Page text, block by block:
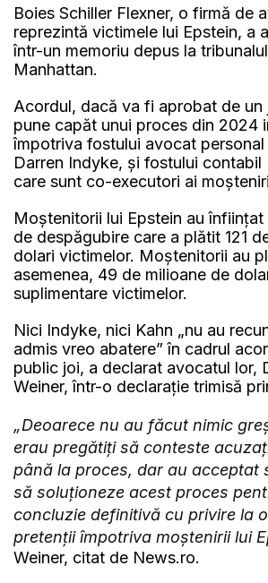
Boies Schiller Flexner, o firmă de
reprezintă victimele lui Epstein, a
într-un memoriu depus la
Manhattan.
Acordul, dacă va fi aprobat de un
pune capăt unui proces din 2024
împotriva fostului avocat personal
Darren Indyke, şi fostului contabil
care sunt co-executori ai
Moştenitorii lui Epstein au
de despăgubire care a plătit 121
dolari victimelor. Moştenitorii au
asemenea, 49 de milioane de
suplimentare victimelor.
Nici Indyke, nici Kahn „nu au
admis vreo abatere” în cadrul
public joi, a declarat avocatul lor,
Weiner, într-o declaraţie trimisă
„Deoarece nu au făcut nimic
erau pregătiţi să conteste
până la proces, dar au acceptat
să soluţioneze acest proces
concluzie definitivă cu privire la
pretenţii împotriva moştenirii lui
Weiner, citat de News.ro.